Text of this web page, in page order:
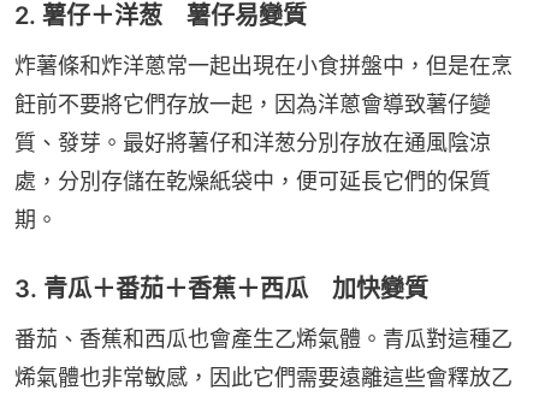
2. 薯仔＋洋葱 薯仔易變質
炸薯條和炸洋蔥常一起出現在小食拼盤中，但是在烹
飪前不要將它們存放一起，因為洋蔥會導致薯仔變
質、發芽。最好將薯仔和洋葱分別存放在通風陰涼
處，分別存儲在乾燥紙袋中，便可延長它們的保質
期。
3. 青瓜＋番茄＋香蕉＋西瓜 加快變質
番茄、香蕉和西瓜也會產生乙烯氣體。青瓜對這種乙
烯氣體也非常敏感，因此它們需要遠離這些會釋放乙